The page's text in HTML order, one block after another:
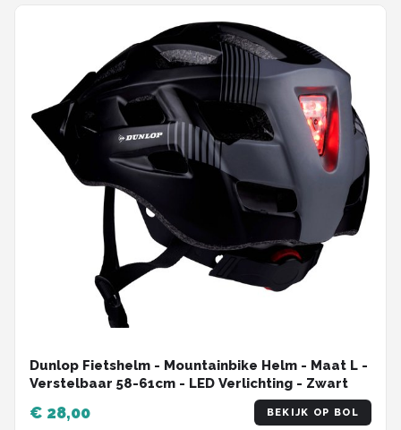
Dunlop Fietshelm - Mountainbike Helm - Maat L -
Verstelbaar 58-61cm - LED Verlichting - Zwart
€ 28,00 BEKIJK OP BOL